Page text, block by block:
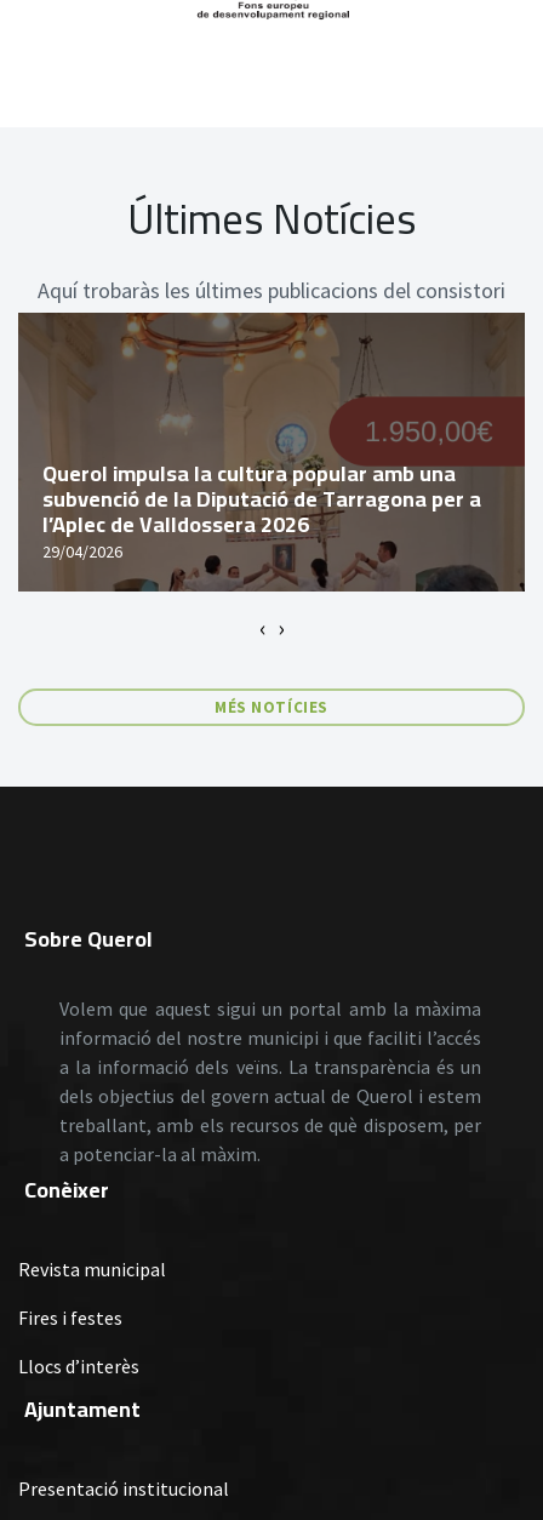
Últimes Notícies
Aquí trobaràs les últimes publicacions del consistori
Querol impulsa la cultura popular amb una
subvenció de la Diputació de Tarragona per a
l’Aplec de Valldossera 2026
29/04/2026
‹ ›
MÉS NOTÍCIES
Sobre Querol
Volem que aquest sigui un portal amb la màxima
informació del nostre municipi i que faciliti l’accés
a la informació dels veïns. La transparència és un
dels objectius del govern actual de Querol i estem
treballant, amb els recursos de què disposem, per
a potenciar-la al màxim.
Conèixer
Revista municipal
Fires i festes
Llocs d’interès
Ajuntament
Presentació institucional